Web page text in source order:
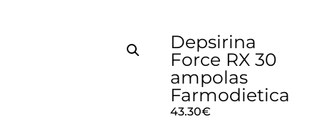
Depsirina
Force RX 30
ampolas
Farmodietica
43.30€